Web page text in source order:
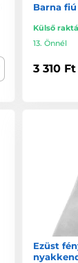
Barna
Külső
13. Önnél
3 310 Ft
Ezüst